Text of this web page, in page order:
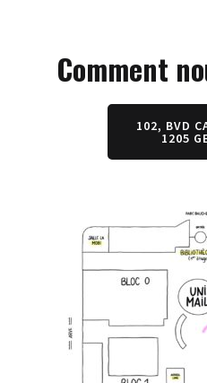
Comment
102, BVD
1205